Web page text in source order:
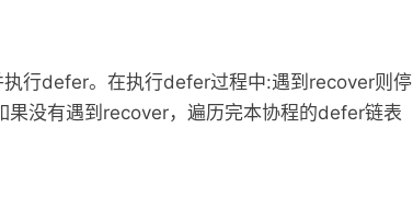
行defer。在执行defer过程中:遇到recover则停
没有遇到recover，遍历完本协程的defer链表